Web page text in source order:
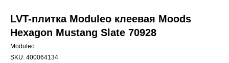
LVT-плитка Moduleo клеевая Moods
Hexagon Mustang Slate 70928
Moduleo
SKU: 400064134